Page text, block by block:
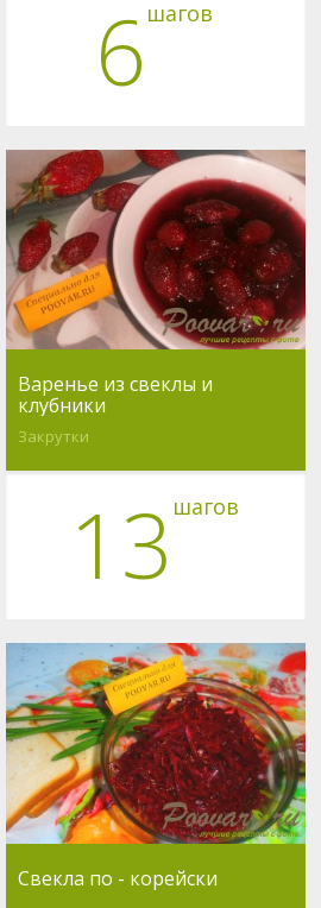
6 шагов
Варенье из свеклы и
клубники
Закрутки
13 шагов
Свекла по - корейски